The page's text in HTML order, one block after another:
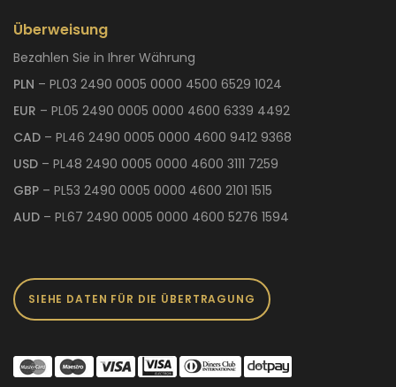
Überweisung
Bezahlen Sie in Ihrer Währung
PLN – PL03 2490 0005 0000 4500 6529 1024
EUR – PL05 2490 0005 0000 4600 6339 4492
CAD – PL46 2490 0005 0000 4600 9412 9368
USD – PL48 2490 0005 0000 4600 3111 7259
GBP – PL53 2490 0005 0000 4600 2101 1515
AUD – PL67 2490 0005 0000 4600 5276 1594
SIEHE DATEN FÜR DIE ÜBERTRAGUNG